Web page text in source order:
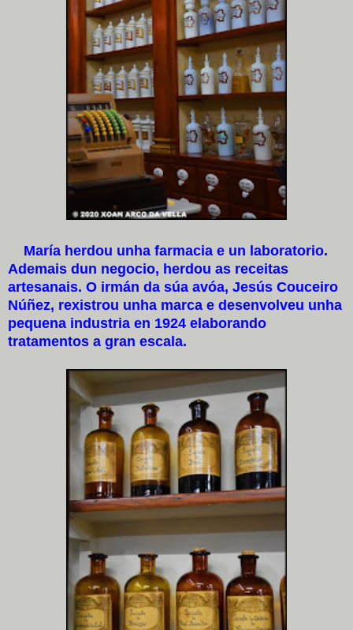
María herdou unha farmacia e un laboratorio.
Ademais dun negocio, herdou as receitas
artesanais. O irmán da súa avóa, Jesús Couceiro
Núñez, rexistrou unha marca e desenvolveu unha
pequena industria en 1924 elaborando
tratamentos a gran escala.